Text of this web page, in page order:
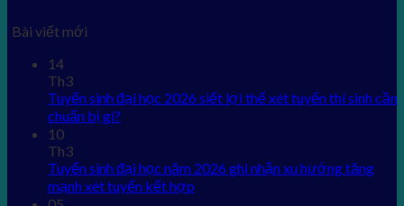
Bài viết mới
14
Th3
Tuyển sinh đại học 2026 siết lợi thế xét tuyển thí sinh cần
chuẩn bị gì?
10
Th3
Tuyển sinh đại học năm 2026 ghi nhận xu hướng tăng
mạnh xét tuyển kết hợp